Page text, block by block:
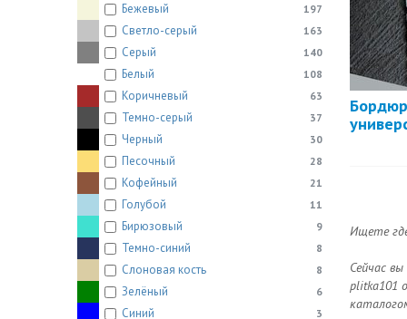
Бежевый
197
Светло-серый 163
Серый 140
Белый 108
Коричневый 63
Темно-серый 37
Черный 30
Песочный 28
Кофейный 21
Голубой 11
Бирюзовый 9
Темно-синий 8
Слоновая кость 8
Зелёный 6
Синий 3
Ищете
Сейчас
plitka101